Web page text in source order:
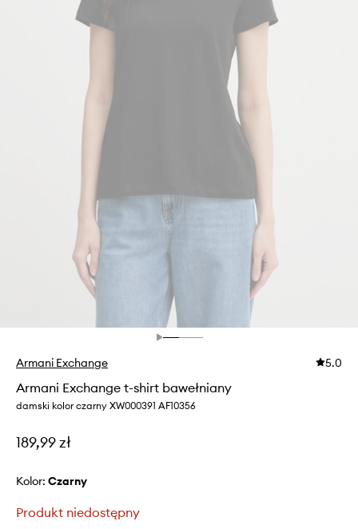
Armani Exchange 5.0
Armani Exchange t-shirt bawełniany
damski kolor czarny XW000391 AF10356
189,99 zł
Kolor: czarny
Produkt niedostępny